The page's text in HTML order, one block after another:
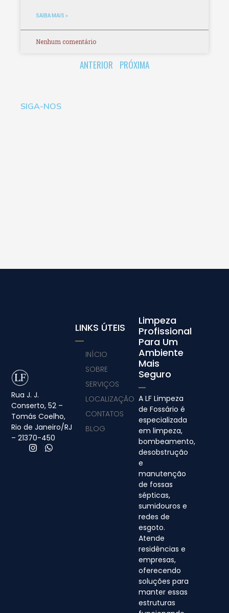
SAIBA MAIS »
Nenhum comentário
ANTERIOR PRÓXIMA
SIGA-NOS
Rua J. J.
Conserto, 52 –
Tomás Coelho,
Rio de Janeiro/RJ
– 21370-450
Limpeza
Profissional
Para Um
Ambiente
Mais
Seguro
A LF Limpeza
de Fossário é
especializada
em limpeza,
bombeamento,
desobstrução
e
manutenção
de fossas
sépticas,
sumidouros e
redes de
esgoto.
Atende
residências e
empresas,
oferecendo
soluções para
manter essas
estruturas
LINKS ÚTEIS
INÍCIO
SOBRE
SERVIÇOS
LOCALIZAÇÃO
CONTATOS
BLOG